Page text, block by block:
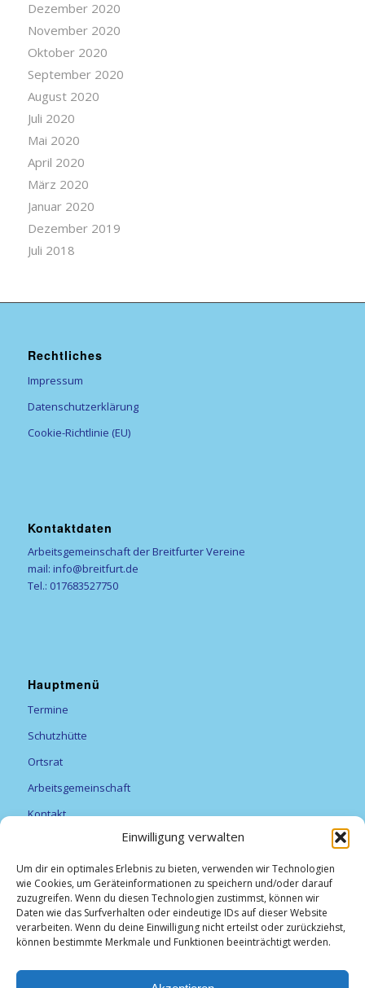
Einwilligung verwalten
Um dir ein optimales Erlebnis zu bieten, verwenden wir Technologien
wie Cookies, um Geräteinformationen zu speichern und/oder darauf
zuzugreifen. Wenn du diesen Technologien zustimmst, können wir
Daten wie das Surfverhalten oder eindeutige IDs auf dieser Website
verarbeiten. Wenn du deine Einwilligung nicht erteilst oder zurückziehst,
können bestimmte Merkmale und Funktionen beeinträchtigt werden.
Dezember 2020
November 2020
Oktober 2020
September 2020
August 2020
Juli 2020
Mai 2020
April 2020
März 2020
Januar 2020
Dezember 2019
Juli 2018
Rechtliches
Impressum
Datenschutzerklärung
Cookie-Richtlinie (EU)
Kontaktdaten
Arbeitsgemeinschaft der Breitfurter Vereine
mail: info@breitfurt.de
Tel.: 017683527750
Hauptmenü
Termine
Schutzhütte
Ortsrat
Arbeitsgemeinschaft
Kontakt
Feuerwehr
Förderverein Alexanderturm
Obst- und Gartenbauverein Breitfurt e.V.